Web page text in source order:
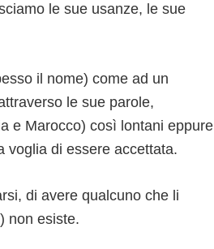
le sue usanze, le sue
il nome) come ad un
le sue parole,
e Marocco) così lontani eppure
di essere accettata.
di avere qualcuno che li
non esiste.